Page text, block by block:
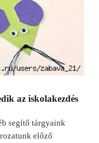
az iskolakezdés
segítő tárgyaink
előző